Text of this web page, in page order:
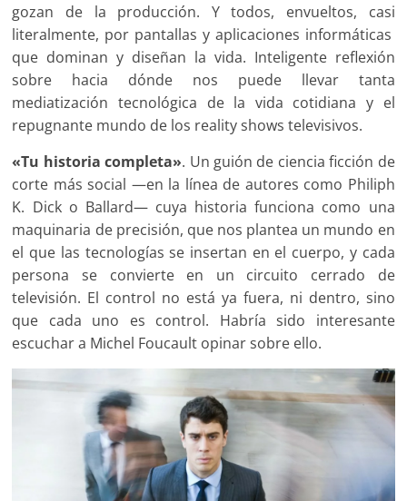
gozan de la producción. Y todos, envueltos, casi
literalmente, por pantallas y aplicaciones informáticas
que dominan y diseñan la vida. Inteligente reflexión
sobre hacia dónde nos puede llevar tanta
mediatización tecnológica de la vida cotidiana y el
repugnante mundo de los reality shows televisivos.
«Tu historia completa». Un guión de ciencia ficción de
corte más social —en la línea de autores como Philiph
K. Dick o Ballard— cuya historia funciona como una
maquinaria de precisión, que nos plantea un mundo en
el que las tecnologías se insertan en el cuerpo, y cada
persona se convierte en un circuito cerrado de
televisión. El control no está ya fuera, ni dentro, sino
que cada uno es control. Habría sido interesante
escuchar a Michel Foucault opinar sobre ello.